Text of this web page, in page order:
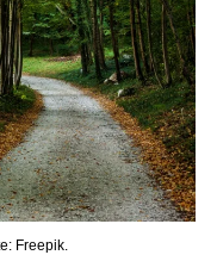
Freepik.